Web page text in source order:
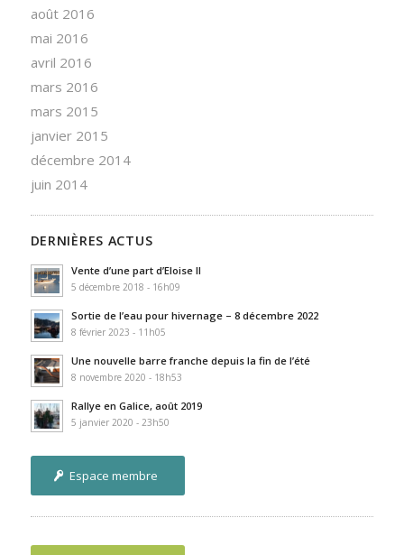
août 2016
mai 2016
avril 2016
mars 2016
mars 2015
janvier 2015
décembre 2014
juin 2014
DERNIÈRES ACTUS
Vente d’une part d’Eloise II
5 décembre 2018 - 16h09
Sortie de l’eau pour hivernage – 8 décembre 2022
8 février 2023 - 11h05
Une nouvelle barre franche depuis la fin de l’été
8 novembre 2020 - 18h53
Rallye en Galice, août 2019
5 janvier 2020 - 23h50
Espace membre